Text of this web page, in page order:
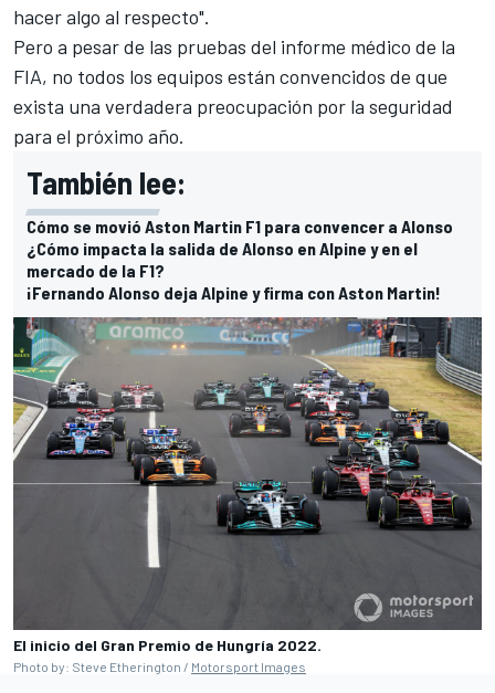
hacer algo al respecto".
Pero a pesar de las pruebas del informe médico de la
FIA, no todos los equipos están convencidos de que
exista una verdadera preocupación por la seguridad
para el próximo año.
También lee:
Cómo se movió Aston Martin F1 para convencer a Alonso
¿Cómo impacta la salida de Alonso en Alpine y en el
mercado de la F1?
¡Fernando Alonso deja Alpine y firma con Aston Martin!
El inicio del Gran Premio de Hungría 2022.
Photo by: Steve Etherington / Motorsport Images